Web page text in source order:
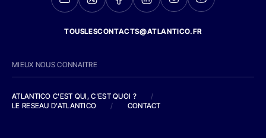
TOUSLESCONTACTS@ATLANTICO.FR
MIEUX NOUS CONNAITRE
ATLANTICO C'EST QUI, C'EST QUOI ?
/
LE RESEAU D'ATLANTICO
/ CONTACT